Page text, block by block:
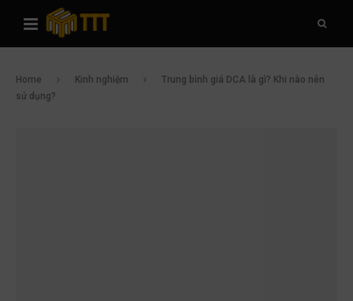
Home Kinh nghiệm
Trung bình giá DCA là gì? Khi nào nên
sử dụng?